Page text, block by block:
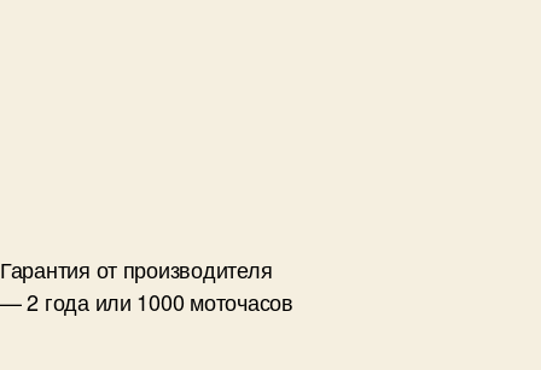
Гарантия от производителя
— 2 года или 1000 моточасов